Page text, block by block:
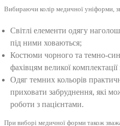
Вибираючи колір медичної уніформи,
Світлі елементи одягу
під ними ховаються;
Костюми чорного та темно-
фахівцям великої
Одяг темних кольорів
приховати забруднення, які
роботи з пацієнтами.
При виборі медичної форми також